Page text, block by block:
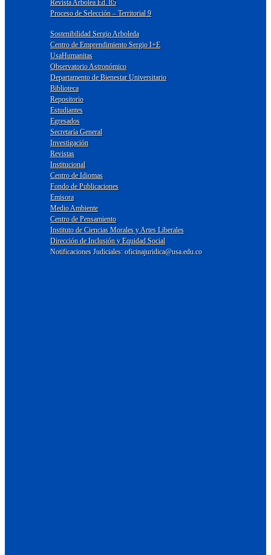
Revista Arbolea Ed. 85
Proceso de Selección – Territorial 9
Sostenibilidad Sergio Arboleda
Centro de Emprendimiento Sergio I+E
UsaHumanitas
Observatorio Astronómico
Departamento de Bienestar Universitario
Biblioteca
Repositorio
Estudiantes
Egresados
Secretaría General
Investigación
Revistas
Institucional
Centro de Idiomas
Fondo de Publicaciones
Emisora
Medio Ambiente
Centro de Pensamiento
Instituto de Ciencias Morales y Artes Liberales
Dirección de Inclusión y Equidad Social
Notificaciones Judiciales: oficinajuridica@usa.edu.co